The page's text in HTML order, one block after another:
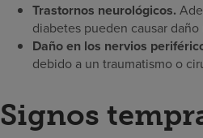
Trastornos neurológicos.
diabetes pueden causar
Daño en los nervios
debido a un traumatismo o
Signos